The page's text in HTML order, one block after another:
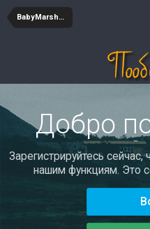
BabyMarshaX
Добро
Зарегистрируйтесь
нашим функциям. Это